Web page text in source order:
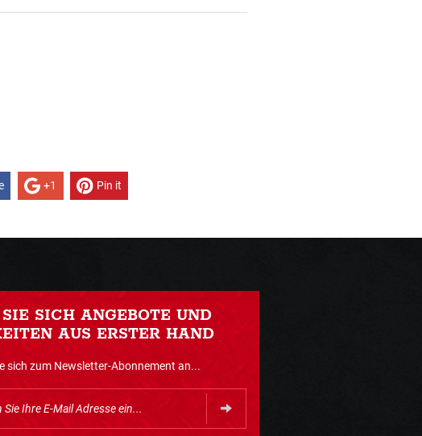
+1 Pin it
SICH ANGEBOTE UND
AUS ERSTER HAND
sich zum Newsletter-Abonnement an...